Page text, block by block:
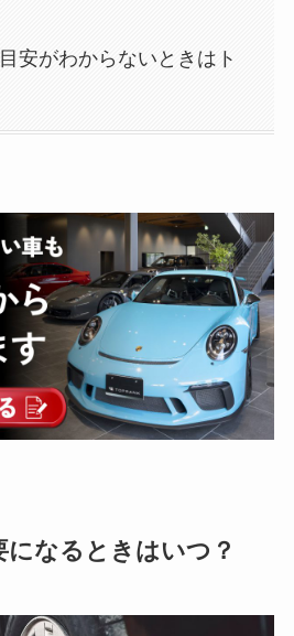
安がわからないときはト
になるときはいつ？